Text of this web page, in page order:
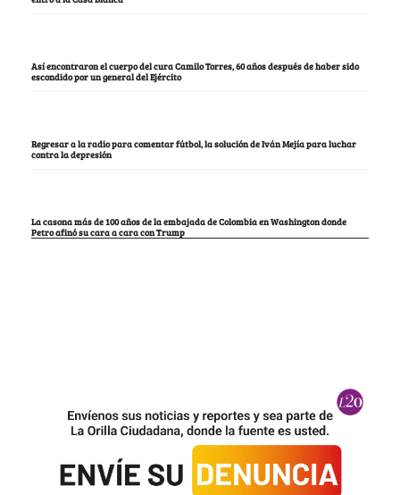
Así encontraron el cuerpo del cura Camilo Torres, 60 años después de haber sido
escondido por un general del Ejército
Regresar a la radio para comentar fútbol, la solución de Iván Mejía para luchar
contra la depresión
La casona más de 100 años de la embajada de Colombia en Washington donde
Petro afinó su cara a cara con Trump